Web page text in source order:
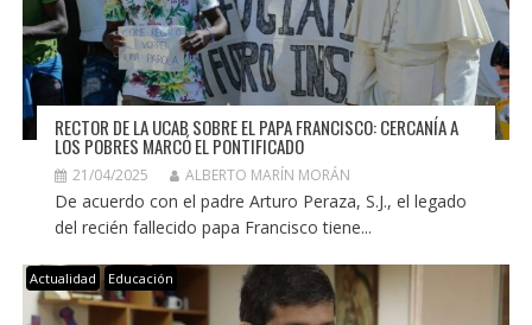
RECTOR DE LA UCAB SOBRE EL PAPA FRANCISCO: CERCANÍA A
LOS POBRES MARCÓ EL PONTIFICADO
21/04/2025 ALBERTO MARÍN MORÁN
De acuerdo con el padre Arturo Peraza, S.J., el legado
del recién fallecido papa Francisco tiene...
Actualidad Educación